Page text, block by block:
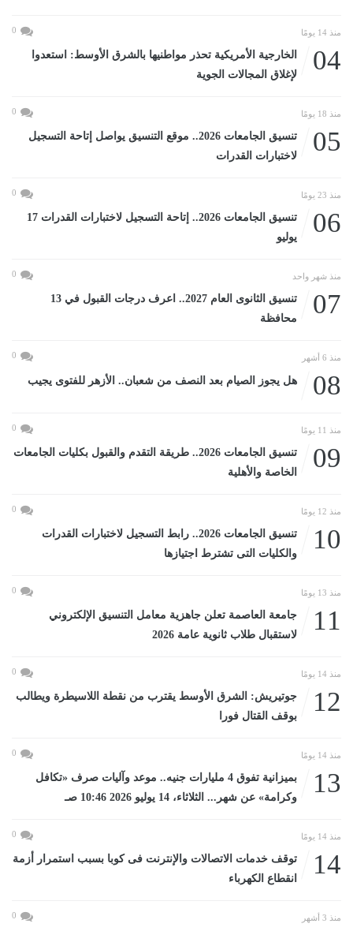
منذ 14 يومًا 0
04
الخارجية الأمريكية تحذر مواطنيها بالشرق الأوسط: استعدوا
لإغلاق المجالات الجوية
منذ 18 يومًا 0
05
تنسيق الجامعات 2026.. موقع التنسيق يواصل إتاحة التسجيل
لاختبارات القدرات
منذ 23 يومًا 0
06
تنسيق الجامعات 2026.. إتاحة التسجيل لاختبارات القدرات 17
يوليو
منذ شهر واحد 0
07
تنسيق الثانوى العام 2027.. اعرف درجات القبول في 13
محافظة
منذ 6 أشهر 0
08 هل يجوز الصيام بعد النصف من شعبان.. الأزهر للفتوى يجيب
منذ 11 يومًا 0
09
تنسيق الجامعات 2026.. طريقة التقدم والقبول بكليات الجامعات
الخاصة والأهلية
منذ 12 يومًا 0
10
تنسيق الجامعات 2026.. رابط التسجيل لاختبارات القدرات
والكليات التى تشترط اجتيازها
منذ 13 يومًا 0
11
جامعة العاصمة تعلن جاهزية معامل التنسيق الإلكتروني
لاستقبال طلاب ثانوية عامة 2026
منذ 14 يومًا 0
12
جوتيريش: الشرق الأوسط يقترب من نقطة اللاسيطرة ويطالب
بوقف القتال فورا
منذ 14 يومًا 0
13
بميزانية تفوق 4 مليارات جنيه.. موعد وآليات صرف «تكافل
وكرامة» عن شهر... الثلاثاء، 14 يوليو 2026 10:46 صـ
منذ 14 يومًا 0
14
توقف خدمات الاتصالات والإنترنت فى كوبا بسبب استمرار أزمة
انقطاع الكهرباء
منذ 3 أشهر 0